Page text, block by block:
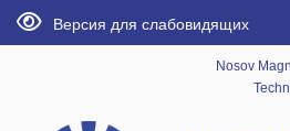
Версия для слабовидящих
Nosov